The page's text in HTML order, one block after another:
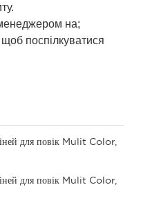
на;
поспілкуватися